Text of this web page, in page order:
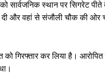
सार्वजनिक स्थान पर सिगरेट
दी और वहां से संजौली चौक की
को गिरफ्तार कर लिया है।